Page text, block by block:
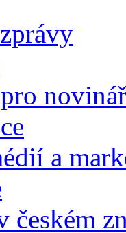
a
českém